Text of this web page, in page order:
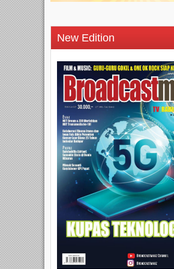
New Edition